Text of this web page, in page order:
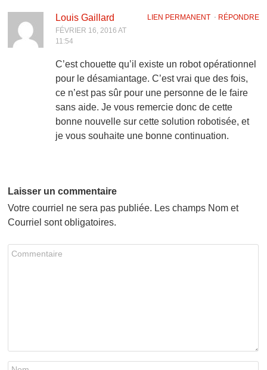
LIEN PERMANENT⋅ RÉPONDRE
Louis Gaillard
FÉVRIER 16, 2016 AT
11:54
C’est chouette qu’il existe un robot opérationnel
pour le désamiantage. C’est vrai que des fois,
ce n’est pas sûr pour une personne de le faire
sans aide. Je vous remercie donc de cette
bonne nouvelle sur cette solution robotisée, et
je vous souhaite une bonne continuation.
Laisser un commentaire
Votre courriel ne sera pas publiée. Les champs Nom et
Courriel sont obligatoires.